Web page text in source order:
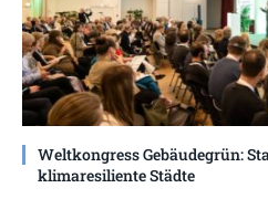
Weltkongress Gebäudegrün:
klimaresiliente Städte